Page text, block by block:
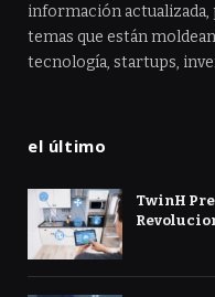
información actualizada,
temas que están
tecnología, startups,
el último
TwinH